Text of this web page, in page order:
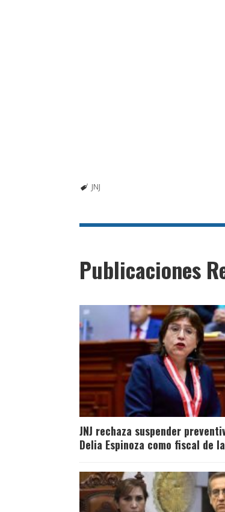
JNJ
Publicaciones
JNJ rechaza suspender
Delia Espinoza como fiscal de